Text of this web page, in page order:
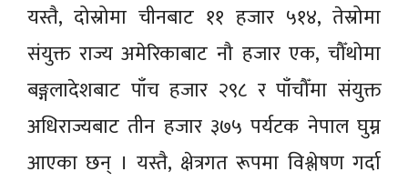
यस्तै, दोस्रोमा चीनबाट ११ हजार ५१४, तेस्रोमा
संयुक्त राज्य अमेरिकाबाट नौ हजार एक, चौँथोमा
बङ्गलादेशबाट पाँच हजार २९८ र पाँचौँमा संयुक्त
अधिराज्यबाट तीन हजार ३७५ पर्यटक नेपाल घुम्न
आएका छन् । यस्तै, क्षेत्रगत रूपमा विश्लेषण गर्दा